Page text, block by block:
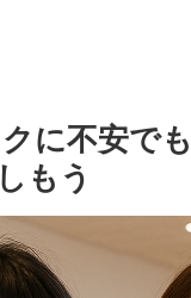
に不安で
もう